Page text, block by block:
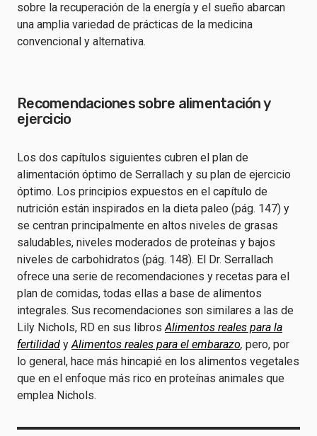
sobre la recuperación de la energía y el sueño abarcan
una amplia variedad de prácticas de la medicina
convencional y alternativa.
Recomendaciones sobre alimentación y
ejercicio
Los dos capítulos siguientes cubren el plan de
alimentación óptimo de Serrallach y su plan de ejercicio
óptimo. Los principios expuestos en el capítulo de
nutrición están inspirados en la dieta paleo (pág. 147) y
se centran principalmente en altos niveles de grasas
saludables, niveles moderados de proteínas y bajos
niveles de carbohidratos (pág. 148). El Dr. Serrallach
ofrece una serie de recomendaciones y recetas para el
plan de comidas, todas ellas a base de alimentos
integrales. Sus recomendaciones son similares a las de
Lily Nichols, RD en sus librosAlimentos reales para la
fertilidad yAlimentos reales para el embarazo, pero, por
lo general, hace más hincapié en los alimentos vegetales
que en el enfoque más rico en proteínas animales que
emplea Nichols.